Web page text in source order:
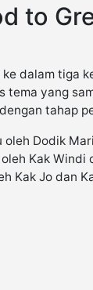
to
dalam tiga
tema yang
tahap
oleh Dodik
Kak Windi
Kak Jo dan